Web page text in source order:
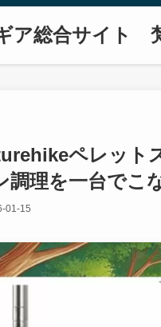
ア総合サイト
ペレット
調理を一台でこ
01-15